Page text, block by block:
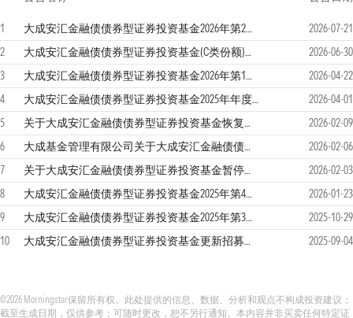
1 大成安汇金融债债券型证券投资基金2026年第2季度报告
2026-07-21
2
大成安汇金融债债券型证券投资基金(C类份额)基金产品资料概要更新
2026-06-30
3
大成安汇金融债债券型证券投资基金2026年第1季度报告
2026-04-22
4
大成安汇金融债债券型证券投资基金2025年年度报告
2026-04-01
5
关于大成安汇金融债债券型证券投资基金恢复大额申购（含定期定额申购）及转换转入业务的公告
2026-02-09
6
大成基金管理有限公司关于大成安汇金融债债券型证券投资基金2026年度第1次分红的公告
2026-02-06
7
关于大成安汇金融债债券型证券投资基金暂停大额申购（含定期定额申购）及转换转入业务的公告
2026-02-03
8
大成安汇金融债债券型证券投资基金2025年第4季度报告
2026-01-23
9
大成安汇金融债债券型证券投资基金2025年第3季度报告
2025-10-29
10
大成安汇金融债债券型证券投资基金更新招募说明书 2025-09-04
©2026 Morningstar保留所有权。此处提供的信息、数据、分析和观点不构成投资建议；
截至生成日期，仅供参考；可随时更改，恕不另行通知。本内容并非买卖任何特定证